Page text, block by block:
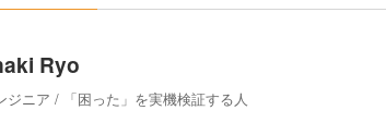
Ryo
ジニア / 「困った」を実機検証する人